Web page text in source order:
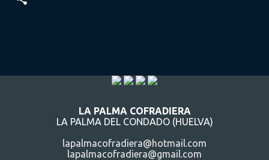
LA PALMA COFRADIERA
LA PALMA DEL CONDADO (HUELVA)
lapalmacofradiera@hotmail.com
lapalmacofradiera@gmail.com